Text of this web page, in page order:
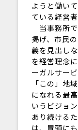
ようと働い
ている経営
当事務所
掲げ、市民
義を見出し
を経営理念
ーガルサー
「この」地
になれる最
いうビジョ
あり続ける
は、冒頭に